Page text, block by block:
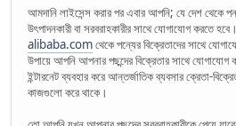
আমদানি লাইসেন্স করার পর এবার আপনি; যে দেশ
উৎপাদনকারী বা সরবরাহকারীর সাথে যোগাযোগ করতে
alibaba.comথেকে পন্যের বিক্রেতাদের সাথে
উপায়ে আপনি আপনার পছন্দের বিক্রেতার সাথে যোগাযোগ
ইন্টারনেট ব্যবহার করে আন্তর্জাতিক ব্যবসার ক্রেতা-
কাজগুলো করে থাকে।